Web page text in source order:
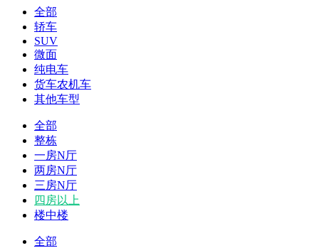
全部
轿车
SUV
微面
纯电车
货车农机车
其他车型
全部
整栋
一房N厅
两房N厅
三房N厅
四房以上
楼中楼
全部